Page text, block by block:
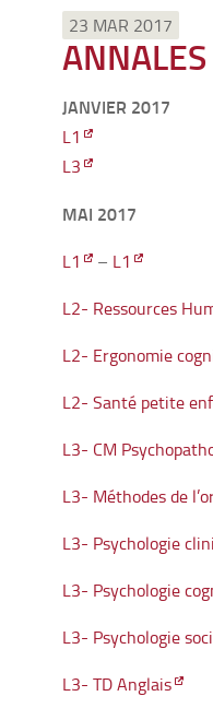
23 MAR 2017
JANVIER 2017
L1
L3
MAI 2017
L1 – L1
L2- Ressources
L2- Ergonomie
L2- Santé petite
L3- CM
L3- Méthodes de
L3- Psychologie
L3- Psychologie
L3- Psychologie
L3- TD Anglais